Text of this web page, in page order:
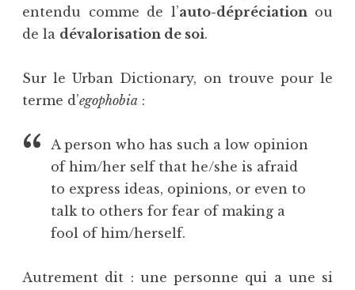
entendu comme de l’auto-dépréciation ou
de la dévalorisation de soi.
Sur le Urban Dictionary, on trouve pour le
terme d’egophobia :
A person who has such a low opinion
of him/her self that he/she is afraid
to express ideas, opinions, or even to
talk to others for fear of making a
fool of him/herself.
Autrement dit : une personne qui a une si